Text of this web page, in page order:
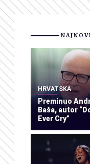
HRVATSKA
Preminuo
Baša, autor
Ever Cry”